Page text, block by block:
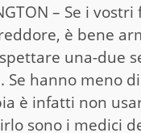
– Se i
è bene
una-due
Se hanno meno
è infatti non
sono i medici